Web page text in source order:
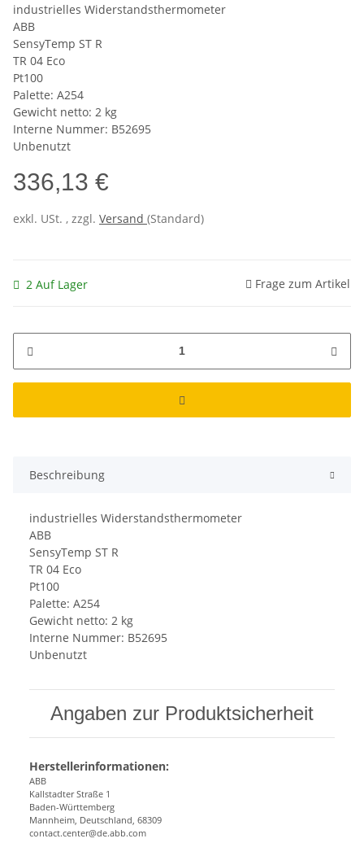
industrielles Widerstandsthermometer
ABB
SensyTemp ST R
TR 04 Eco
Pt100
Palette: A254
Gewicht netto: 2 kg
Interne Nummer: B52695
Unbenutzt
336,13 €
exkl. USt. , zzgl. Versand (Standard)
2 Auf Lager Frage zum Artikel
Beschreibung
industrielles Widerstandsthermometer
ABB
SensyTemp ST R
TR 04 Eco
Pt100
Palette: A254
Gewicht netto: 2 kg
Interne Nummer: B52695
Unbenutzt
Angaben zur Produktsicherheit
Herstellerinformationen:
ABB
Kallstadter Straße 1
Baden-Württemberg
Mannheim, Deutschland, 68309
contact.center@de.abb.com